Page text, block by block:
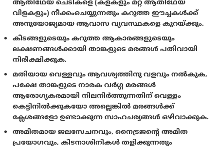
ആതിഥേയ ചെടികളെ (കളകളും മറ്റ് ആതിഥേയ
വിളകളും) നീക്കംചെയ്യുന്നതും കറുത്ത ഈച്ചകൾക്ക്
അനുയോജ്യമായ ആവാസ വ്യവസ്ഥകളെ കുറയ്ക്കും.
കീടങ്ങളുടെയും കറുത്ത ആകാരങ്ങളുടെയും
ലക്ഷണങ്ങൾക്കായി താങ്കളുടെ മരങ്ങൾ പതിവായി
നിരീക്ഷിക്കുക.
മതിയായ വെള്ളവും ആവശ്യത്തിനു വളവും നൽകുക,
പക്ഷേ താങ്കളുടെ നാരക വർഗ്ഗ മരങ്ങൾ
ആരോഗ്യകരമായി നിലനിർത്തുന്നതിന് വെള്ളം
കെട്ടിനിൽക്കുകയോ അല്ലെങ്കിൽ മരങ്ങൾക്ക്
ക്ലേശങ്ങളോ ഉണ്ടാക്കുന്ന സാഹചര്യങ്ങൾ ഒഴിവാക്കുക.
അമിതമായ ജലസേചനവും, നൈട്രജന്റെ അമിത
പ്രയോഗവും, കീടനാശിനികൾ തളിക്കുന്നതും